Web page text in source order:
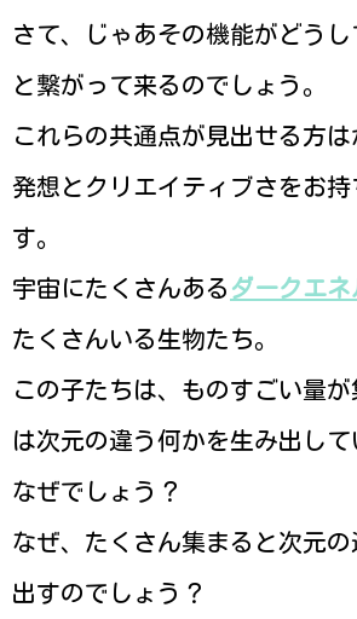
さて、じゃあその機能がどう
と繋がって来るのでしょう。
これらの共通点が見出せる方
発想とクリエイティブさをお
す。
宇宙にたくさんある ダークエ
たくさんいる生物たち。
この子たちは、ものすごい量
は次元の違う何かを生み出して
なぜでしょう？
なぜ、たくさん集まると次元
出すのでしょう？